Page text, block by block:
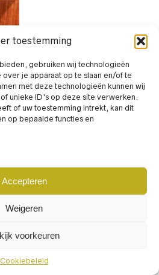
toestemming
gebruiken wij technologieën
je apparaat op te slaan en/of te
met deze technologieën kunnen wij
unieke ID's op deze site verwerken.
of uw toestemming intrekt, kan dit
op bepaalde functies en
Accepteren
Weigeren
voorkeuren
Cookiebeleid
Dit
product
heeft
meerdere
variaties.
Deze
worden
op
de
,